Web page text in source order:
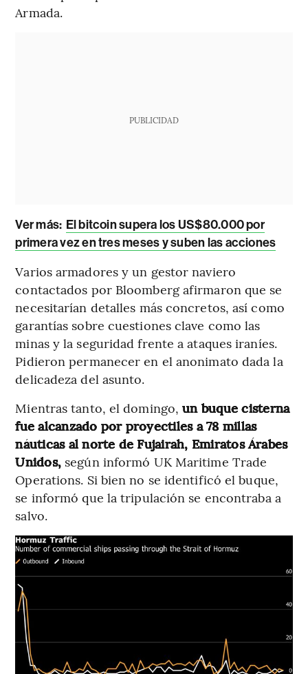
Armada.
PUBLICIDAD
Ver más: El bitcoin supera los US$80.000 por
primera vez en tres meses y suben las acciones
Varios armadores y un gestor naviero
contactados por Bloomberg afirmaron que se
necesitarían detalles más concretos, así como
garantías sobre cuestiones clave como las
minas y la seguridad frente a ataques iraníes.
Pidieron permanecer en el anonimato dada la
delicadeza del asunto.
Mientras tanto, el domingo,un buque cisterna
fue alcanzado por proyectiles a 78 millas
náuticas al norte de Fujairah, Emiratos Árabes
Unidos, según informó UK Maritime Trade
Operations. Si bien no se identificó el buque,
se informó que la tripulación se encontraba a
salvo.